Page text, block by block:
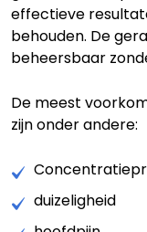
effectieve
behouden. De
beheersbaar
De meest
zijn onder andere:
duizeligheid